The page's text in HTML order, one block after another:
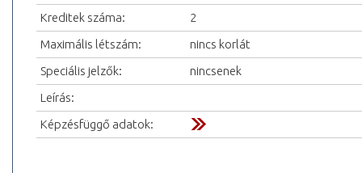
Kreditek száma:
2
Maximális létszám:
nincs korlát
Speciális jelzők:
nincsenek
Leírás:
Képzésfüggő adatok: